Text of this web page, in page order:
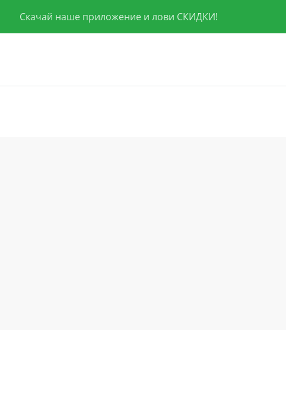
Скачай наше приложение и лови СКИДКИ!